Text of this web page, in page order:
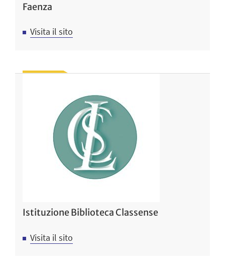
Faenza
Visita il sito
Istituzione Biblioteca Classense
Visita il sito